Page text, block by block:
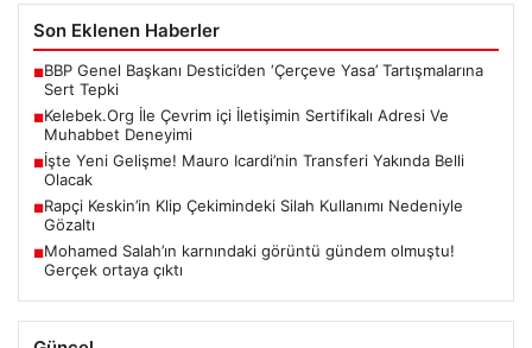
Son Eklenen Haberler
■BBP Genel Başkanı Destici’den ‘Çerçeve Yasa’ Tartışmalarına
Sert Tepki
■Kelebek.Org İle Çevrim içi İletişimin Sertifikalı Adresi Ve
Muhabbet Deneyimi
■İşte Yeni Gelişme! Mauro Icardi’nin Transferi Yakında Belli
Olacak
■Rapçi Keskin’in Klip Çekimindeki Silah Kullanımı Nedeniyle
Gözaltı
■Mohamed Salah’ın karnındaki görüntü gündem olmuştu!
Gerçek ortaya çıktı